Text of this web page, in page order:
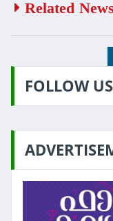
Related News
FOLLOW US